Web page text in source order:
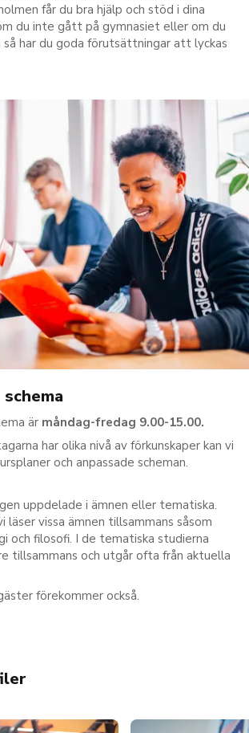
får du bra hjälp och stöd i dina
du inte gått på gymnasiet eller om du
har du goda förutsättningar att lyckas
är måndag-fredag 9.00-15.00.
har olika nivå av förkunskaper kan vi
och anpassade scheman.
uppdelade i ämnen eller tematiska.
vissa ämnen tillsammans såsom
och filosofi. I de tematiska studierna
tillsammans och utgår ofta från aktuella
förekommer också.